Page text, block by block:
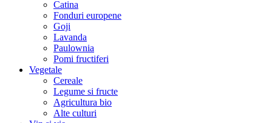
Catina
Fonduri europene
Goji
Lavanda
Paulownia
Pomi fructiferi
Vegetale
Cereale
Legume si fructe
Agricultura bio
Alte culturi